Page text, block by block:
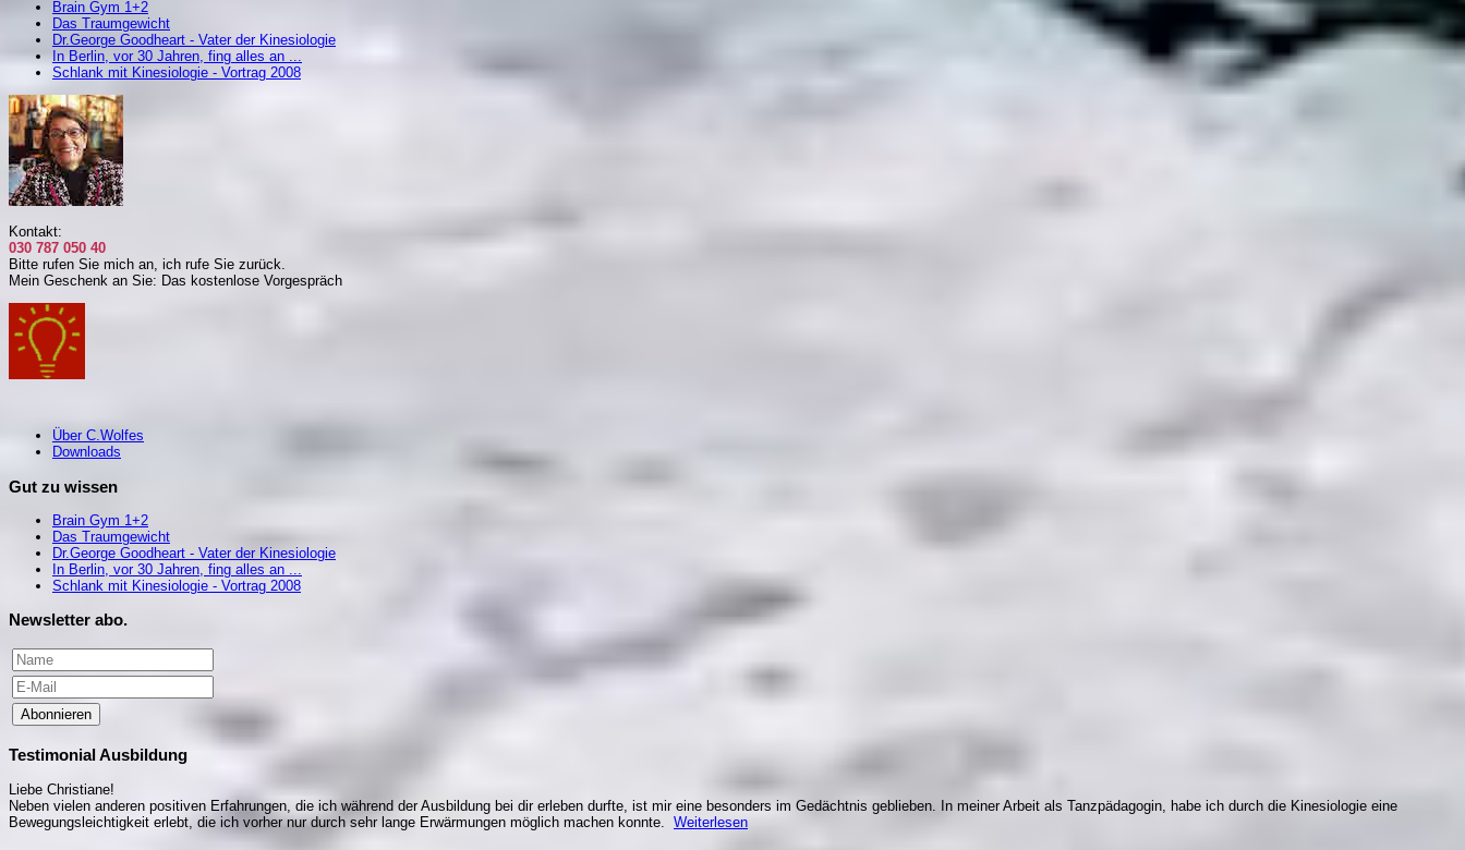
Brain Gym 1+2
Das Traumgewicht
Dr.George Goodheart - Vater der Kinesiologie
In Berlin, vor 30 Jahren, fing alles an ...
Schlank mit Kinesiologie - Vortrag 2008
Kontakt:
030 787 050 40
Bitte rufen Sie mich an, ich rufe Sie zurück.
Mein Geschenk an Sie: Das kostenlose Vorgespräch
Über C.Wolfes
Downloads
Gut zu wissen
Brain Gym 1+2
Das Traumgewicht
Dr.George Goodheart - Vater der Kinesiologie
In Berlin, vor 30 Jahren, fing alles an ...
Schlank mit Kinesiologie - Vortrag 2008
Newsletter abo.
Abonnieren
Testimonial Ausbildung
Liebe Christiane!
Neben vielen anderen positiven Erfahrungen, die ich während der Ausbildung bei dir erleben durfte, ist mir eine besonders im Gedächtnis geblieben. In meiner Arbeit als Tanzpädagogin, habe ich durch die Kinesiologie eine
Bewegungsleichtigkeit erlebt, die ich vorher nur durch sehr lange Erwärmungen möglich machen konnte. Weiterlesen